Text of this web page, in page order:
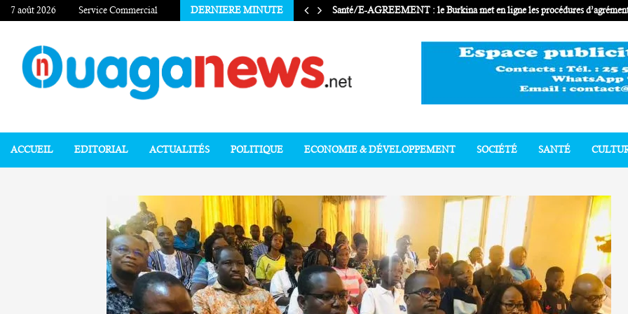
7 août 2026 Service Commercial DERNIERE MINUTE Santé/E-AGREEMENT : le Burkina met en ligne les procédures
ACCUEIL EDITORIAL ACTUALITÉS POLITIQUE ECONOMIE & DÉVELOPPEMENT SOCIÉTÉ SANTÉ